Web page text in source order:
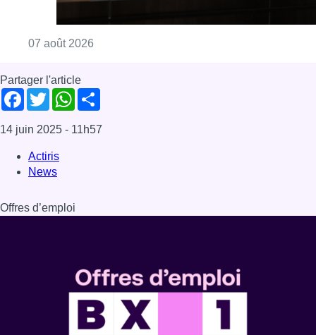
07 août 2026
Partager l'article
Facebook
TwitterWhatsApp
14 juin 2025 - 11h57
Actiris
News
Offres d’emploi